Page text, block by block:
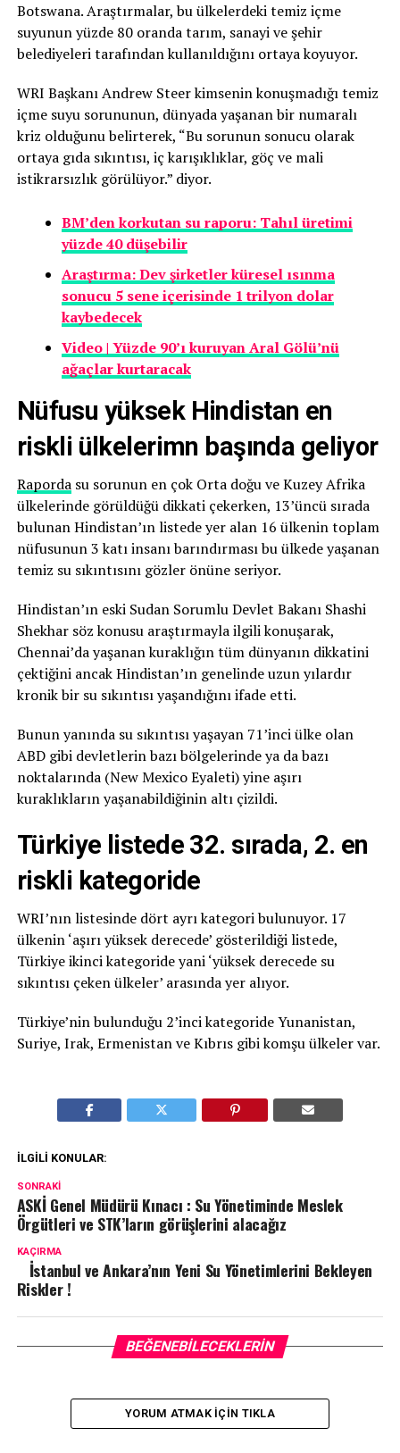
Botswana. Araştırmalar, bu ülkelerdeki temiz içme
suyunun yüzde 80 oranda tarım, sanayi ve şehir
belediyeleri tarafından kullanıldığını ortaya koyuyor.
WRI Başkanı Andrew Steer kimsenin konuşmadığı temiz
içme suyu sorununun, dünyada yaşanan bir numaralı
kriz olduğunu belirterek, “Bu sorunun sonucu olarak
ortaya gıda sıkıntısı, iç karışıklıklar, göç ve mali
istikrarsızlık görülüyor.” diyor.
BM’den korkutan su raporu: Tahıl üretimi
yüzde 40 düşebilir
Araştırma: Dev şirketler küresel ısınma
sonucu 5 sene içerisinde 1 trilyon dolar
kaybedecek
Video | Yüzde 90’ı kuruyan Aral Gölü’nü
ağaçlar kurtaracak
Nüfusu yüksek Hindistan en
riskli ülkelerimn başında geliyor
Rapordasu sorunun en çok Orta doğu ve Kuzey Afrika
ülkelerinde görüldüğü dikkati çekerken, 13’üncü sırada
bulunan Hindistan’ın listede yer alan 16 ülkenin toplam
nüfusunun 3 katı insanı barındırması bu ülkede yaşanan
temiz su sıkıntısını gözler önüne seriyor.
Hindistan’ın eski Sudan Sorumlu Devlet Bakanı Shashi
Shekhar söz konusu araştırmayla ilgili konuşarak,
Chennai’da yaşanan kuraklığın tüm dünyanın dikkatini
çektiğini ancak Hindistan’ın genelinde uzun yılardır
kronik bir su sıkıntısı yaşandığını ifade etti.
Bunun yanında su sıkıntısı yaşayan 71’inci ülke olan
ABD gibi devletlerin bazı bölgelerinde ya da bazı
noktalarında (New Mexico Eyaleti) yine aşırı
kuraklıkların yaşanabildiğinin altı çizildi.
Türkiye listede 32. sırada, 2. en
riskli kategoride
WRI’nın listesinde dört ayrı kategori bulunuyor. 17
ülkenin ‘aşırı yüksek derecede’ gösterildiği listede,
Türkiye ikinci kategoride yani ‘yüksek derecede su
sıkıntısı çeken ülkeler’ arasında yer alıyor.
Türkiye’nin bulunduğu 2’inci kategoride Yunanistan,
Suriye, Irak, Ermenistan ve Kıbrıs gibi komşu ülkeler var.
İLGILI KONULAR:
SONRAKI
ASKİ Genel Müdürü Kınacı : Su Yönetiminde Meslek
Örgütleri ve STK’ların görüşlerini alacağız
KAÇIRMA
İstanbul ve Ankara’nın Yeni Su Yönetimlerini Bekleyen
Riskler !
BEĞENEBILECEKLERIN
YORUM ATMAK IÇIN TIKLA